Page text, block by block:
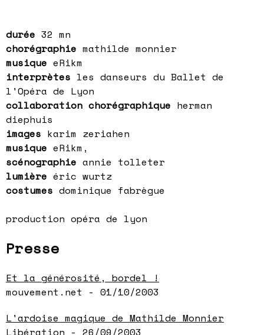
durée 32 mn
chorégraphie mathilde monnier
musique eRikm
interprètes les danseurs du Ballet de
l'Opéra de Lyon
collaboration chorégraphique herman
diephuis
images karim zeriahen
musique eRikm,
scénographie annie tolleter
lumière éric wurtz
costumes dominique fabrègue
production opéra de lyon
Presse
Et la générosité, bordel !
mouvement.net - 01/10/2003
L'ardoise magique de Mathilde Monnier